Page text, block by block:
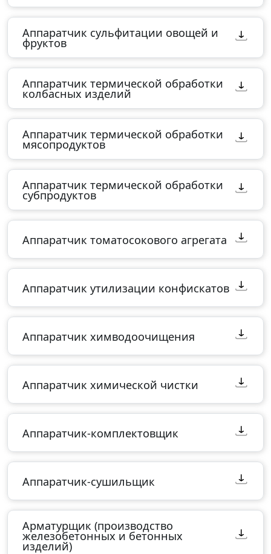
Аппаратчик сульфитации овощей и
фруктов
Аппаратчик термической обработки
колбасных изделий
Аппаратчик термической обработки
мясопродуктов
Аппаратчик термической обработки
субпродуктов
Аппаратчик томатосокового агрегата
Аппаратчик утилизации конфискатов
Аппаратчик химводоочищения
Аппаратчик химической чистки
Аппаратчик-комплектовщик
Аппаратчик-сушильщик
Арматурщик (производство
железобетонных и бетонных
изделий)